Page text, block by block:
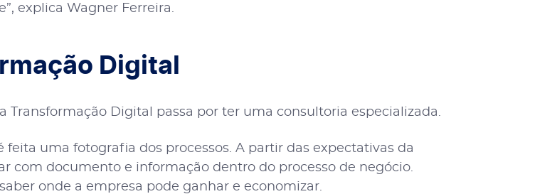
explica Wagner Ferreira.
Digital
Transformação Digital passa por ter uma consultoria especializada.
uma fotografia dos processos. A partir das expectativas da
com documento e informação dentro do processo de negócio.
onde a empresa pode ganhar e economizar.